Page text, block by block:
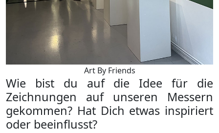
Art By Friends
Wie bist du auf die Idee für die
Zeichnungen auf unseren Messern
gekommen? Hat Dich etwas inspiriert
oder beeinflusst?